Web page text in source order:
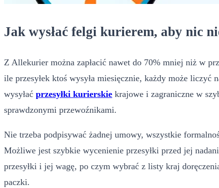
Jak wysłać felgi kurierem, aby nic
Z Allekurier można zapłacić nawet do 70% mniej niż w
ile przesyłek ktoś wysyła miesięcznie, każdy może
wysyłać przesyłki kurierskie krajowe i zagraniczne w
sprawdzonymi przewoźnikami.
Nie trzeba podpisywać żadnej umowy, wszystkie
Możliwe jest szybkie wycenienie przesyłki przed jej
przesyłki i jej wagę, po czym wybrać z listy kraj
paczki.